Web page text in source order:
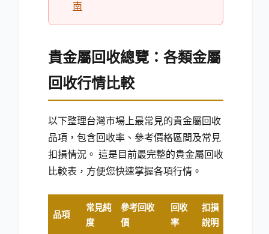
南
貴金屬回收總覽：各類金屬
回收行情比較
以下整理台灣市場上最常見的貴金屬回收
品項，包含回收率、參考價格區間及常見
扣損情況。 這是目前最完整的貴金屬回收
比較表，方便您快速掌握各項行情。
品項
常見純
度
參考回收
價
回收
率
扣損
說明